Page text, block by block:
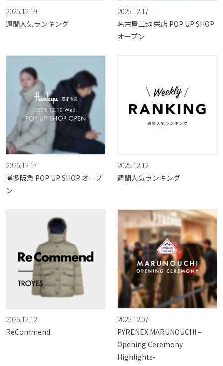
2025.12.19
週間人気ランキング
2025.12.17
名古屋三越 栄店 POP UP SHOP
オープン
2025.12.17
博多阪急 POP UP SHOP オープ
ン
2025.12.12
週間人気ランキング
2025.12.12
ReCommend
2025.12.07
PYRENEX MARUNOUCHI –
Opening Ceremony
Highlights-